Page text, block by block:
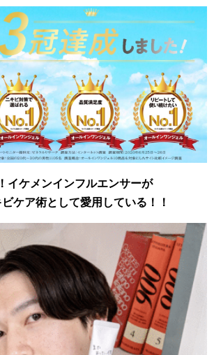
イケメンインフルエンサーが
ケア術として愛用している！！